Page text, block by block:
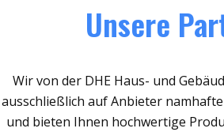
Unsere
Wir von der DHE Haus- und
ausschließlich auf Anbieter
und bieten Ihnen hochwertige